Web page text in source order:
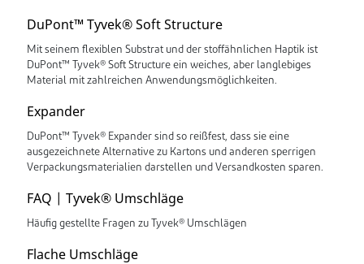
DuPont™ Tyvek® Soft Structure
Mit seinem flexiblen Substrat und der stoffähnlichen Haptik ist
DuPont™ Tyvek® Soft Structure ein weiches, aber langlebiges
Material mit zahlreichen Anwendungsmöglichkeiten.
Expander
DuPont™ Tyvek® Expander sind so reißfest, dass sie eine
ausgezeichnete Alternative zu Kartons und anderen sperrigen
Verpackungsmaterialien darstellen und Versandkosten sparen.
FAQ | Tyvek® Umschläge
Häufig gestellte Fragen zu Tyvek® Umschlägen
Flache Umschläge